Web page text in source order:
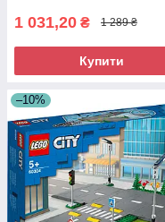
1 031,20 ₴ 1 289 ₴
Купити
–10%